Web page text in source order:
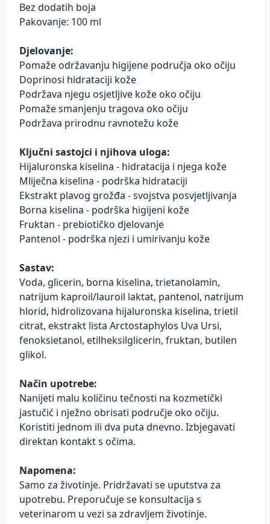
Bez dodatih boja
Pakovanje: 100 ml
Djelovanje:
Pomaže održavanju higijene područja oko očiju
Doprinosi hidrataciji kože
Podržava njegu osjetljive kože oko očiju
Pomaže smanjenju tragova oko očiju
Podržava prirodnu ravnotežu kože
Ključni sastojci i njihova uloga:
Hijaluronska kiselina - hidratacija i njega kože
Mliječna kiselina - podrška hidrataciji
Ekstrakt plavog grožđa - svojstva posvjetljivanja
Borna kiselina - podrška higijeni kože
Fruktan - prebiotičko djelovanje
Pantenol - podrška njezi i umirivanju kože
Sastav:
Voda, glicerin, borna kiselina, trietanolamin,
natrijum kaproil/lauroil laktat, pantenol, natrijum
hlorid, hidrolizovana hijaluronska kiselina, trietil
citrat, ekstrakt lista Arctostaphylos Uva Ursi,
fenoksietanol, etilheksilglicerin, fruktan, butilen
glikol.
Način upotrebe:
Nanijeti malu količinu tečnosti na kozmetički
jastučić i nježno obrisati područje oko očiju.
Koristiti jednom ili dva puta dnevno. Izbjegavati
direktan kontakt s očima.
Napomena:
Samo za životinje. Pridržavati se uputstva za
upotrebu. Preporučuje se konsultacija s
veterinarom u vezi sa zdravljem životinje.